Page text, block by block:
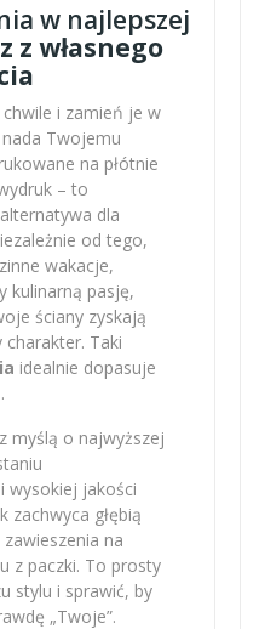
w najlepszej
z własnego
i zamień je w
Twojemu
na płótnie
– to
dla
od tego,
wakacje,
kulinarną pasję,
ściany zyskają
Taki
idealnie dopasuje
myślą o najwyższej
wysokiej jakości
zachwyca głębią
na
z paczki. To prosty
stylu i sprawić, by
„Twoje”.